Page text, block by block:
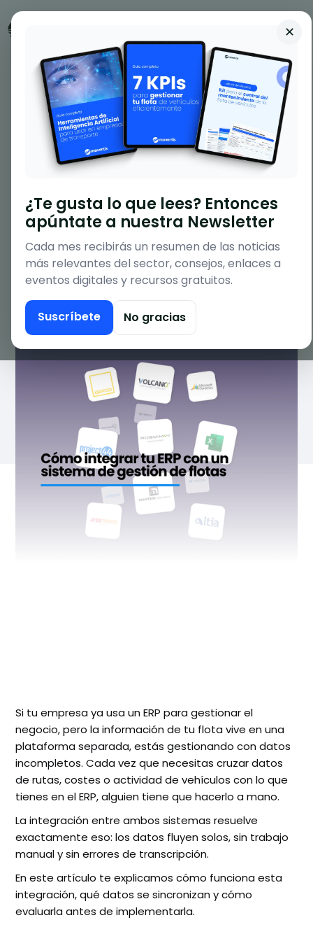
✕
¿Te gusta lo que lees? Entonces
apúntate a nuestra Newsletter
Cada mes recibirás un resumen de las noticias
más relevantes del sector, consejos, enlaces a
eventos digitales y recursos gratuitos.
Suscríbete No gracias
Flotas de vehículos
Cómo integrar tu
ERP con un sistema
de gestión de flotas
July 7, 2026 3 min
Si tu empresa ya usa un ERP para gestionar el
negocio, pero la información de tu flota vive en una
plataforma separada, estás gestionando con datos
incompletos. Cada vez que necesitas cruzar datos
de rutas, costes o actividad de vehículos con lo que
tienes en el ERP, alguien tiene que hacerlo a mano.
La integración entre ambos sistemas resuelve
exactamente eso: los datos fluyen solos, sin trabajo
manual y sin errores de transcripción.
En este artículo te explicamos cómo funciona esta
integración, qué datos se sincronizan y cómo
evaluarla antes de implementarla.